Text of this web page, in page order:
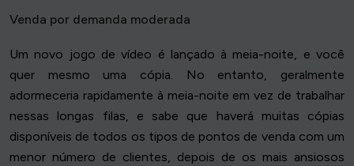
Venda por demanda moderada
Um novo jogo de vídeo é lançado à meia-noite, e você
quer mesmo uma cópia. No entanto, geralmente
adormeceria rapidamente à meia-noite em vez de trabalhar
nessas longas filas, e sabe que haverá muitas cópias
disponíveis de todos os tipos de pontos de venda com um
menor número de clientes, depois de os mais ansiosos